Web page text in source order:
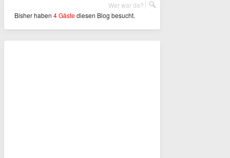
Bisher haben 4 Gästediesen Blog besucht.
Wer war da?